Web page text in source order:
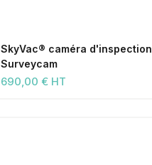
SkyVac® caméra d'inspection
Surveycam
690,00 € HT